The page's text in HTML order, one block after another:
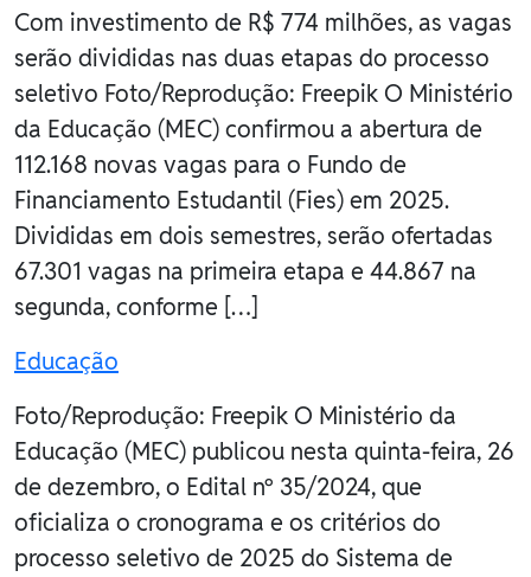
Com investimento de R$ 774 milhões, as vagas
serão divididas nas duas etapas do processo
seletivo Foto/Reprodução: Freepik O Ministério
da Educação (MEC) confirmou a abertura de
112.168 novas vagas para o Fundo de
Financiamento Estudantil (Fies) em 2025.
Divididas em dois semestres, serão ofertadas
67.301 vagas na primeira etapa e 44.867 na
segunda, conforme […]
Educação
Foto/Reprodução: Freepik O Ministério da
Educação (MEC) publicou nesta quinta-feira, 26
de dezembro, o Edital nº 35/2024, que
oficializa o cronograma e os critérios do
processo seletivo de 2025 do Sistema de